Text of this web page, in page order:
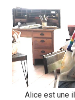
Alice est une